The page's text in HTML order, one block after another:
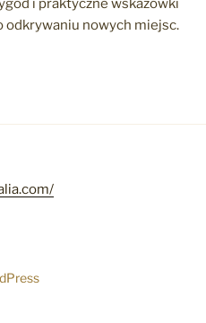
i praktyczne wskazówki
odkrywaniu nowych miejsc.